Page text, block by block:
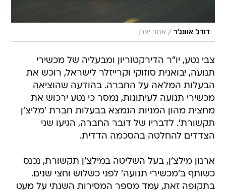
דודג' אוונג'ר / אתר יצרן
צבי נטע, יו"ר הדירקטוריון ומבעליה של מכשירי
תנועה, יבואנית סוזוקי וקרייזלר לישראל, רוכש את
הבעלות המלאה על החברה. בהודעה שהוציאה
מכשירי תנועה לעיתונות, נמסר כי נטע ירכוש את
מחצית מהון המניות הנמצא בבעלות חברת 'מליצ'ן
תקשורת'. לדבריו של דובר החברה, הגיעו שני
הצדדים להחלטה בהסכמה הדדית.
ארנון מילצ'ן, בעל השליטה במילצ'ן תקשורת, נכנס
כשותף ב'מכשירי תנועה' לפני כשלוש וחצי שנים.
בתקופה זאת, עמד מספר המסירות השנתי על מעט